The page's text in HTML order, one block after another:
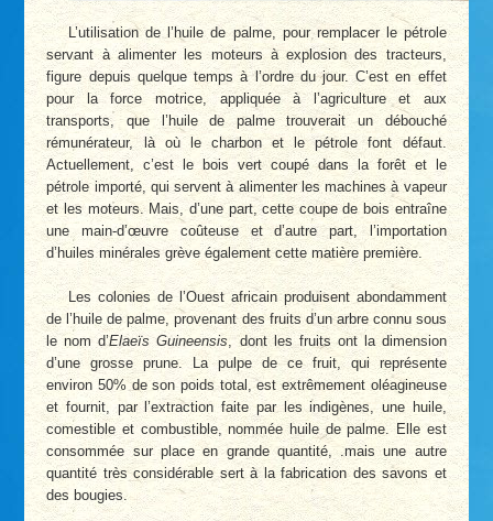
L’utilisation de l’huile de palme, pour rem­placer le pétrole
servant à alimenter les moteurs à explosion des tracteurs,
figure depuis quelque temps à l’ordre du jour. C’est en effet
pour la force motrice, appliquée à l’agriculture et aux
transports, que l’huile de palme trouverait un débouché
rémunérateur, là où le charbon et le pétrole font défaut.
Actuellement, c’est le bois vert coupé dans la forêt et le
pétrole importé, qui servent à alimenter les machines à vapeur
et les moteurs. Mais, d’une part, cette coupe de bois entraîne
une main-d’œuvre coûteuse et d’autre part, l’importation
d’huiles miné­rales grève également cette matière première.
Les colonies de l’Ouest africain produisent abondamment
de l’huile de palme, provenant des fruits d’un arbre connu sous
le nom d’Elaeïs Guineensis , dont les fruits ont la dimension
d’une grosse prune. La pulpe de ce fruit, qui représente
environ 50% de son poids total, est extrêmement oléagineuse
et fournit, par l’extraction faite par les indi­gènes, une huile,
comestible et combustible, nommée huile de palme. Elle est
consommée sur place en grande quantité, .mais une autre
quantité très considérable sert à la fabrication des savons et
des bougies.